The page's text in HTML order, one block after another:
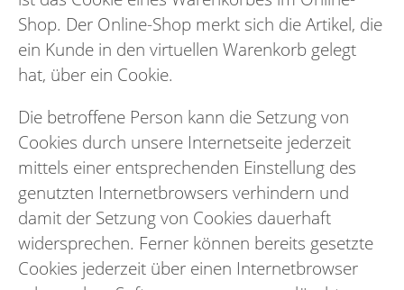
Shop. Der Online-Shop merkt sich die Artikel, die
ein Kunde in den virtuellen Warenkorb gelegt
hat, über ein Cookie.
Die betroffene Person kann die Setzung von
Cookies durch unsere Internetseite jederzeit
mittels einer entsprechenden Einstellung des
genutzten Internetbrowsers verhindern und
damit der Setzung von Cookies dauerhaft
widersprechen. Ferner können bereits gesetzte
Cookies jederzeit über einen Internetbrowser